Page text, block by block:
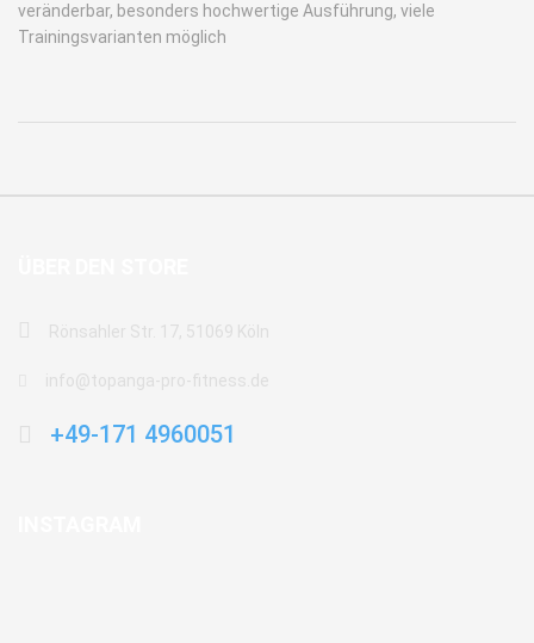
veränderbar, besonders hochwertige Ausführung, viele
Trainingsvarianten möglich
Rönsahler Str. 17, 51069 Köln
info@topanga-pro-fitness.de
+49-171 4960051